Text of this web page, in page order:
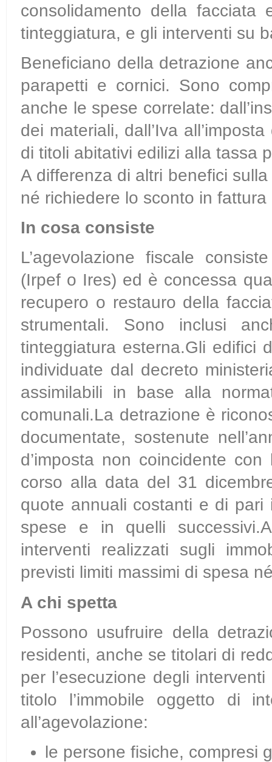
consolidamento della facciata
tinteggiatura, e gli interventi su
Beneficiano della detrazione
parapetti e cornici. Sono
anche le spese correlate:
dei materiali, dall’Iva
di titoli abitativi edilizi alla tassa
A differenza di altri benefici
né richiedere lo sconto in
In cosa consiste
L’agevolazione fiscale
(Irpef o Ires) ed è concessa
recupero o restauro della
strumentali. Sono inclusi
tinteggiatura esterna.Gli edifici
individuate dal decreto
assimilabili in base alla
comunali.La detrazione è
documentate, sostenute
d’imposta non coincidente
corso alla data del 31
quote annuali costanti e di pari
spese e in quelli
interventi realizzati sugli
previsti limiti massimi di spesa
A chi spetta
Possono usufruire della
residenti, anche se titolari di
per l’esecuzione degli
titolo l’immobile oggetto di
all’agevolazione:
le persone fisiche, compresi